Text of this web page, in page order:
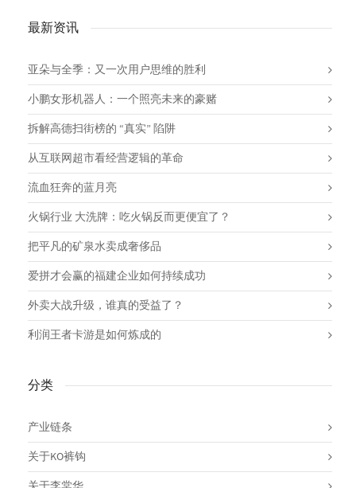
最新资讯
亚朵与全季：又一次用户思维的胜利
小鹏女形机器人：一个照亮未来的豪赌
拆解高德扫街榜的 “真实” 陷阱
从互联网超市看经营逻辑的革命
流血狂奔的蓝月亮
火锅行业 大洗牌：吃火锅反而更便宜了？
把平凡的矿泉水卖成奢侈品
爱拼才会赢的福建企业如何持续成功
外卖大战升级，谁真的受益了？
利润王者卡游是如何炼成的
分类
产业链条
关于KO裤钩